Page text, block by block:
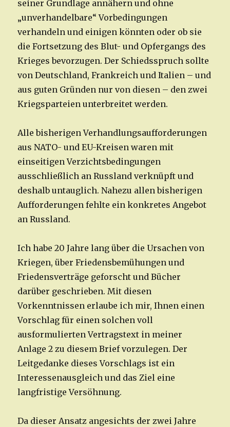
seiner Grundlage annähern und ohne
„unverhandelbare“ Vorbedingungen
verhandeln und einigen könnten oder ob sie
die Fortsetzung des Blut- und Opfergangs des
Krieges bevorzugen. Der Schiedsspruch sollte
von Deutschland, Frankreich und Italien – und
aus guten Gründen nur von diesen – den zwei
Kriegsparteien unterbreitet werden.
Alle bisherigen Verhandlungsaufforderungen
aus NATO- und EU-Kreisen waren mit
einseitigen Verzichtsbedingungen
ausschließlich an Russland verknüpft und
deshalb untauglich. Nahezu allen bisherigen
Aufforderungen fehlte ein konkretes Angebot
an Russland.
Ich habe 20 Jahre lang über die Ursachen von
Kriegen, über Friedensbemühungen und
Friedensverträge geforscht und Bücher
darüber geschrieben. Mit diesen
Vorkenntnissen erlaube ich mir, Ihnen einen
Vorschlag für einen solchen voll
ausformulierten Vertragstext in meiner
Anlage 2 zu diesem Brief vorzulegen. Der
Leitgedanke dieses Vorschlags ist ein
Interessenausgleich und das Ziel eine
langfristige Versöhnung.
Da dieser Ansatz angesichts der zwei Jahre